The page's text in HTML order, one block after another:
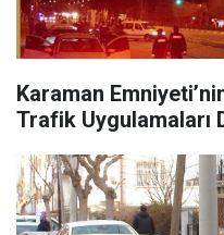
Karaman
Trafik Uygulamaları